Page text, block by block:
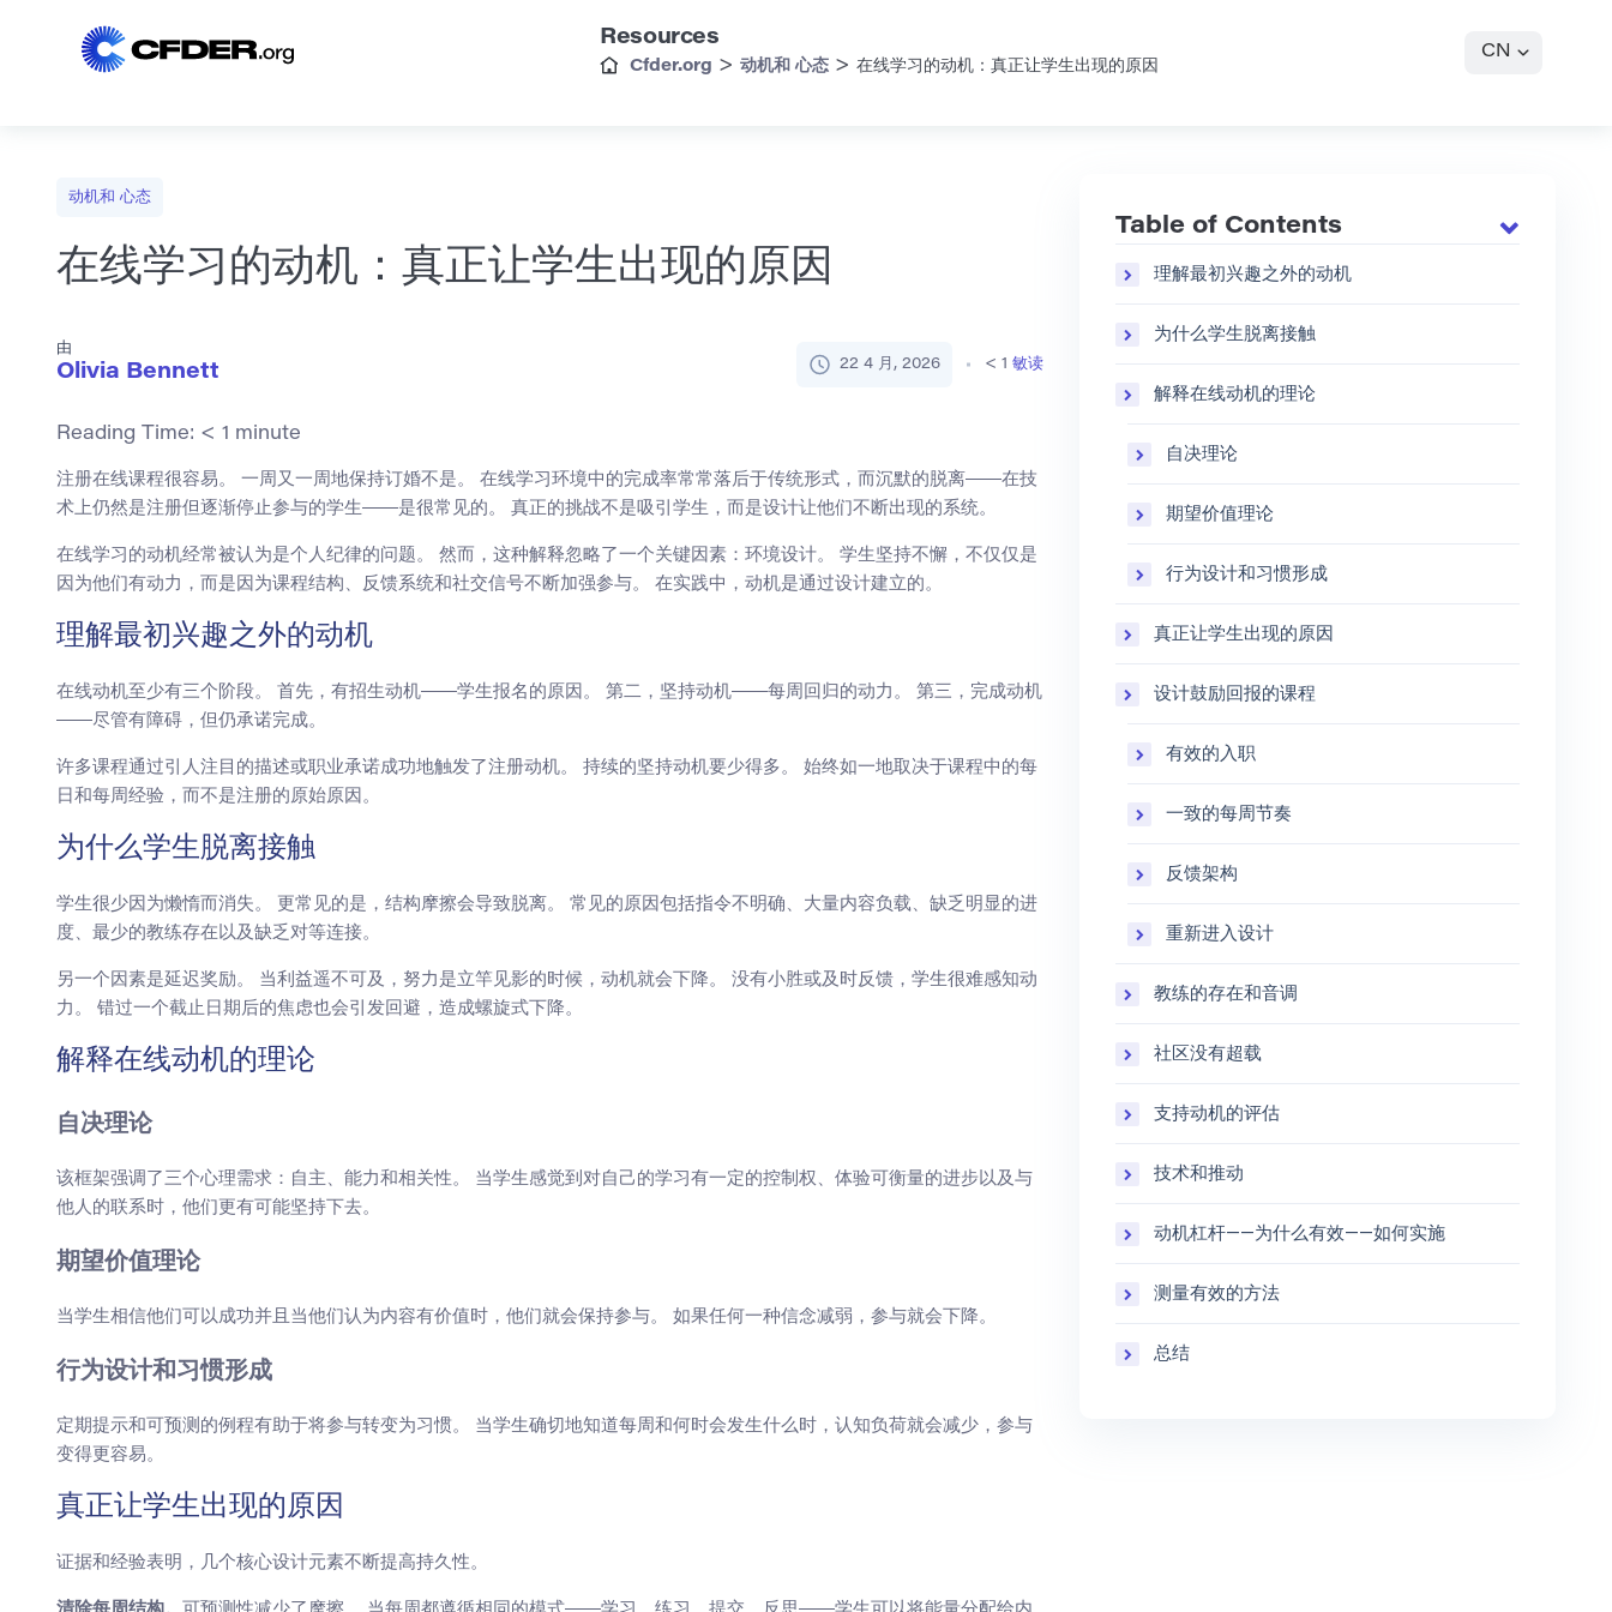
Resources
Cfder.org > 动机和 心态 > 在线学习的动机：真正让学生出现的原因
CN
动机和 心态
在线学习的动机：真正让学生出现的原因
由
Olivia Bennett 22 4 月, 2026 < 1 敏读
Reading Time: < 1 minute
注册在线课程很容易。 一周又一周地保持订婚不是。 在线学习环境中的完成率常常落后于传统形式，而沉默的脱离——在技
术上仍然是注册但逐渐停止参与的学生——是很常见的。 真正的挑战不是吸引学生，而是设计让他们不断出现的系统。
在线学习的动机经常被认为是个人纪律的问题。 然而，这种解释忽略了一个关键因素：环境设计。 学生坚持不懈，不仅仅是
因为他们有动力，而是因为课程结构、反馈系统和社交信号不断加强参与。 在实践中，动机是通过设计建立的。
理解最初兴趣之外的动机
在线动机至少有三个阶段。 首先，有招生动机——学生报名的原因。 第二，坚持动机——每周回归的动力。 第三，完成动机
——尽管有障碍，但仍承诺完成。
许多课程通过引人注目的描述或职业承诺成功地触发了注册动机。 持续的坚持动机要少得多。 始终如一地取决于课程中的每
日和每周经验，而不是注册的原始原因。
为什么学生脱离接触
学生很少因为懒惰而消失。 更常见的是，结构摩擦会导致脱离。 常见的原因包括指令不明确、大量内容负载、缺乏明显的进
度、最少的教练存在以及缺乏对等连接。
另一个因素是延迟奖励。 当利益遥不可及，努力是立竿见影的时候，动机就会下降。 没有小胜或及时反馈，学生很难感知动
力。 错过一个截止日期后的焦虑也会引发回避，造成螺旋式下降。
解释在线动机的理论
自决理论
该框架强调了三个心理需求：自主、能力和相关性。 当学生感觉到对自己的学习有一定的控制权、体验可衡量的进步以及与
他人的联系时，他们更有可能坚持下去。
期望价值理论
当学生相信他们可以成功并且当他们认为内容有价值时，他们就会保持参与。 如果任何一种信念减弱，参与就会下降。
行为设计和习惯形成
定期提示和可预测的例程有助于将参与转变为习惯。 当学生确切地知道每周和何时会发生什么时，认知负荷就会减少，参与
变得更容易。
真正让学生出现的原因
证据和经验表明，几个核心设计元素不断提高持久性。
Table of Contents
理解最初兴趣之外的动机
为什么学生脱离接触
解释在线动机的理论
自决理论
期望价值理论
行为设计和习惯形成
真正让学生出现的原因
设计鼓励回报的课程
有效的入职
一致的每周节奏
反馈架构
重新进入设计
教练的存在和音调
社区没有超载
支持动机的评估
技术和推动
动机杠杆——为什么有效——如何实施
测量有效的方法
总结